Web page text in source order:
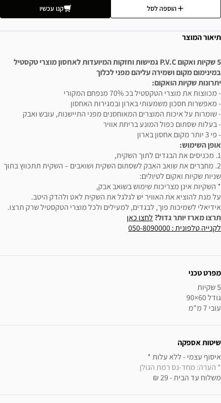
הוספה לסל קנו עכשיו
תיאור המוצר
5 שקיות ואקום P.V.C גמישות וחזקות המיועדות לאחסון מוצרי טקסטיל
במינימום מקום ושמירה עליהם מפני לכלוך
יתרונות שקיות הואקום:
- מכווצות את מוצרי הטקסטיל בכ 70% מנפחם המקורי
- מאפשרות חסכון משמעותי בארון ובמגירות האחסון
- שומרות על איכות המוצרים המאוחסנים מפני התיישנות, עובש ואבק
- בעלות שסתום כפול המונע בריחת אוויר
- פי 3 יותר מקום אחסון בארון
אופן השימוש:
1. מכניסים את הבגדים לתוך השקית,
2. מחברים את שואב האבק לשסתום השקית ושואבים – השקית תתכווץ בתוך
שניות שקיות ואקום לטיולים:
* השקיות אינן מצריכות שימוש בשואב אבק,
על מנת להוציא את האוויר יש לגלגל את השקית לאט ולהדק היטב.
אידיאלי לשמיכות פוך, לבגדים, למעילים ולכל מוצרי הטקסטיל שרק תרצו.
תרצו מארז יותר גדול? לחצו כאן
לקנייה טלפונית : 050-8090000
מפרט טכני
עובי 7 מ"מ
שיטות אספקה
איסוף עצמי - ללא עלות *
* הערה: מחד-נס רמת הגולן
משלוח עד הבית - 29 ₪